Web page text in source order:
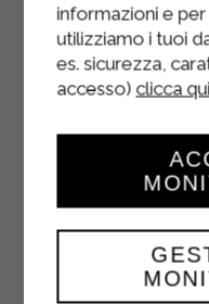
informazioni e
utilizziamo i tuoi
es. sicurezza,
accesso) clicca qui